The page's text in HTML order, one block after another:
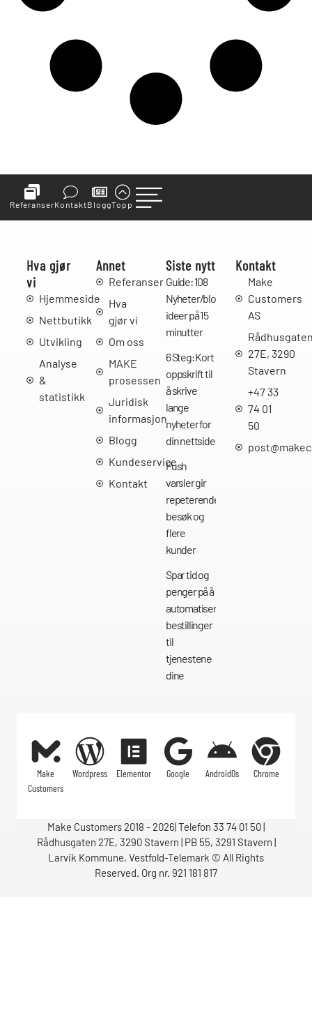
ReferanserKontaktBloggTopp
Hva gjør
vi
Hjemmeside
Nettbutikk
Utvikling
Analyse
&
statistikk
Annet
Referanser
Hva
gjør vi
Om oss
MAKE
prosessen
Juridisk
informasjon
Blogg
Kundeservice
Kontakt
Siste nytt
Guide: 108
Nyheter/bloggpost
ideer på 15
minutter
6 Steg: Kort
oppskrift til
å skrive
lange
nyheter for
din nettside
Push
varsler gir
repeterende
besøk og
flere
kunder
Spar tid og
penger på å
automatisere
bestillinger
til
tjenestene
dine
Kontakt
Make
Customers
AS
27E, 3290
Stavern
+47 33
74 01
50
Make
Customers
Wordpress Elementor Google AndroidOs Chrome
Make Customers 2018 - 2026| Telefon 33 74 01 50 |
Rådhusgaten 27E, 3290 Stavern | PB 55, 3291 Stavern |
Larvik Kommune, Vestfold-Telemark © All Rights
Reserved. Org nr. 921 181 817